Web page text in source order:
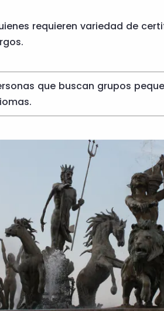
requieren variedad de
que buscan grupos